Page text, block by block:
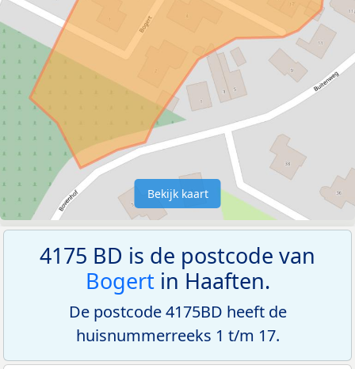
Bekijk kaart
4175 BD is de postcode van
Bogertin Haaften.
De postcode 4175BD heeft de
huisnummerreeks 1 t/m 17.